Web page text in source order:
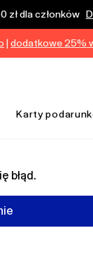
zł dla członków
| dodatkowe 25%
Karty
błąd.